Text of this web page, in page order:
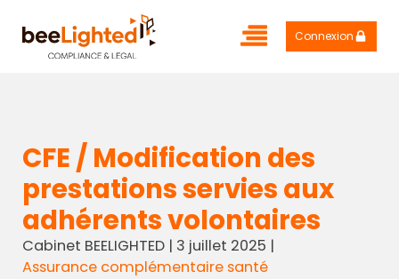
Connexion
CFE / Modification des
prestations servies aux
adhérents volontaires
Cabinet BEELIGHTED| 3 juillet 2025 |
Assurance complémentaire santé